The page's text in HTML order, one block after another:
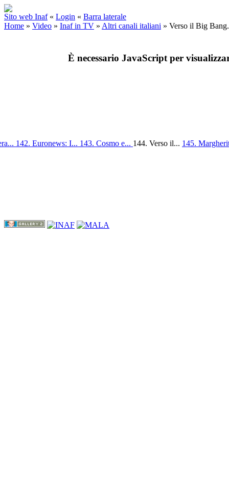
Sito web Inaf « Login « Barra laterale
Home » Video » Inaf in TV » Altri canali italiani » Verso il Big
È necessario JavaScript per
142. Euronews: I... 143. Cosmo e... 144. Verso il... 145.